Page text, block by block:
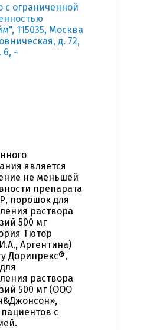
с ограниченной
115035, Москва
д. 72,
6, ~
является
не меньшей
препарата
порошок для
раствора
500 мг
Тютор
Аргентина)
Дорипрeкс®,
раствора
500 мг (ООО
пациентов с